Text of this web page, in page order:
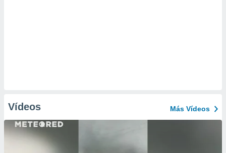
Vídeos Más Vídeos